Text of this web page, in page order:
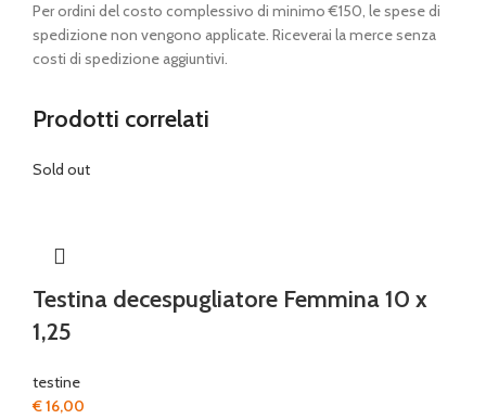
Per ordini del costo complessivo di minimo €150, le spese di
spedizione non vengono applicate. Riceverai la merce senza
costi di spedizione aggiuntivi.
Prodotti correlati
Sold out
Testina decespugliatore Femmina 10 x
1,25
testine
€16,00